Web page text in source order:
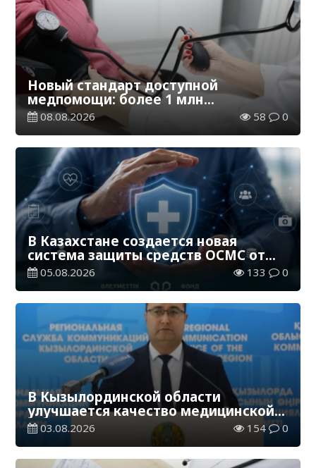
Новый стандарт доступной
медпомощи: более 1 млн
казахстанцев получили
телемедицинские услуги
08.08.2026 58 0
В Казахстане создается новая
система защиты средств ОСМС от
необоснованных выплат
05.08.2026 133 0
В Кызылординской области
улучшается качество медицинской
помощи
03.08.2026 154 0